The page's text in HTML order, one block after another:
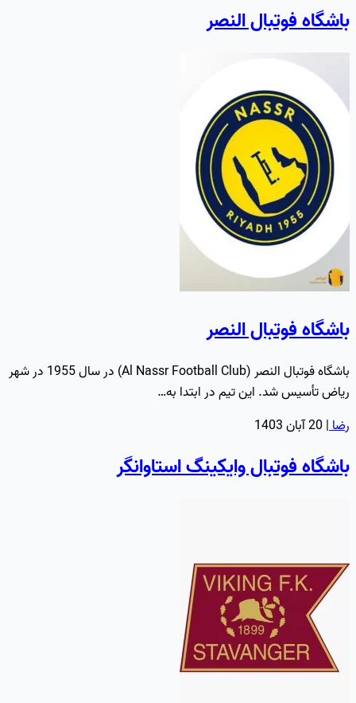
باشگاه فوتبال النصر
باشگاه فوتبال النصر
باشگاه فوتبال النصر (Al Nassr Football Club) در سال 1955 در شهر
ریاض تأسیس شد. این تیم در ابتدا به…
رضا| 20 آبان 1403
باشگاه فوتبال وایکینگ استاوانگر